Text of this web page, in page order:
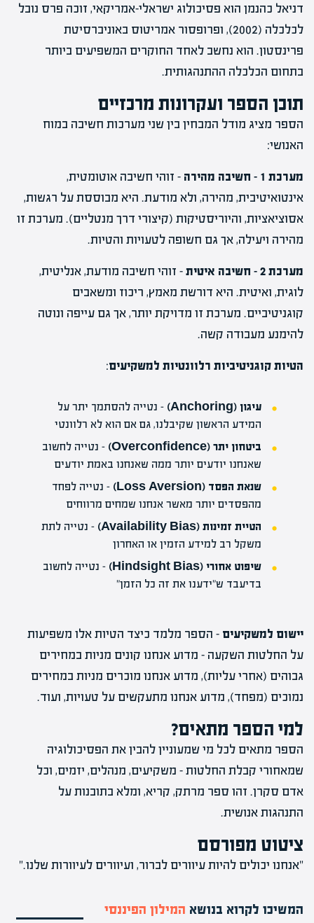
דניאל כהנמן הוא פסיכולוג ישראלי-אמריקאי, זוכה פרס נובל
לכלכלה (2002), ופרופסור אמריטוס באוניברסיטת
פרינסטון. הוא נחשב לאחד החוקרים המשפיעים ביותר
בתחום הכלכלה ההתנהגותית.
תוכן הספר ועקרונות מרכזיים
הספר מציג מודל המבחין בין שני מערכות חשיבה במוח
האנושי:
מערכת 1 – חשיבה מהירה
– זוהי חשיבה אוטומטית,
אינטואיטיבית, מהירה, ולא מודעת. היא מבוססת על רגשות,
אסוציאציות, והיוריסטיקות (קיצורי דרך מנטליים). מערכת זו
מהירה ויעילה, אך גם חשופה לטעויות והטיות.
מערכת 2 – חשיבה איטית
– זוהי חשיבה מודעת, אנליטית,
לוגית, ואיטית. היא דורשת מאמץ, ריכוז ומשאבים
קוגניטיביים. מערכת זו מדויקת יותר, אך גם עייפה ונוטה
להימנע מעבודה קשה.
הטיות קוגניטיביות רלוונטיות למשקיעים:
עיגון (Anchoring)
– נטייה להסתמך יתר על
המידע הראשון שקיבלנו, גם אם הוא לא רלוונטי
ביטחון יתר (Overconfidence)
– נטייה לחשוב
שאנחנו יודעים יותר ממה שאנחנו באמת יודעים
שנאת הפסד (Loss Aversion)
– נטייה לפחד
מהפסדים יותר מאשר אנחנו שמחים מרווחים
הטיית זמינות (Availability Bias)
– נטייה לתת
משקל רב למידע הזמין או האחרון
שיפוט אחורי (Hindsight Bias)
– נטייה לחשוב
בדיעבד ש"ידענו את זה כל הזמן"
יישום למשקיעים – הספר מלמד כיצד הטיות אלו משפיעות
על החלטות השקעה – מדוע אנחנו קונים מניות במחירים
גבוהים (אחרי עליות), מדוע אנחנו מוכרים מניות במחירים
נמוכים (מפחד), מדוע אנחנו מתעקשים על טעויות, ועוד.
למי הספר מתאים?
הספר מתאים לכל מי שמעוניין להבין את הפסיכולוגיה
שמאחורי קבלת החלטות – משקיעים, מנהלים, יזמים, וכל
אדם סקרן. זהו ספר מרתק, קריא, ומלא בתובנות על
התנהגות אנושית.
ציטוט מפורסם
"אנחנו יכולים להיות עיוורים לברור, ועיוורים לעיוורות שלנו."
המשיכו לקרוא בנושא המילון הפיננסי